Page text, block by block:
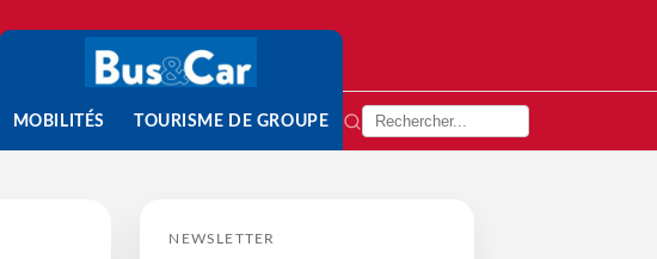
MOBILITÉS TOURISME DE GROUPE
NEWSLETTER